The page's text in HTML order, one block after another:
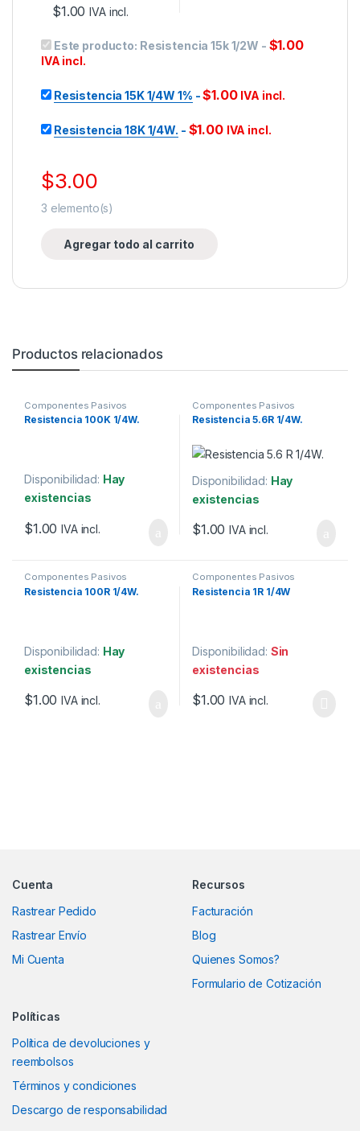
$1.00 IVA incl.
Este producto: Resistencia 15k 1/2W - $1.00
IVA incl.
Resistencia 15K 1/4W 1% -$1.00 IVA incl.
Resistencia 18K 1/4W. - $1.00 IVA incl.
$3.00
3 elemento(s)
Agregar todo al carrito
Productos relacionados
Componentes Pasivos
Resistencia 100K 1/4W.
Disponibilidad: Hay
existencias
$1.00 IVA incl.
Componentes Pasivos
Resistencia 5.6R 1/4W.
Disponibilidad: Hay
existencias
$1.00 IVA incl.
Componentes Pasivos
Resistencia 100R 1/4W.
Disponibilidad: Hay
existencias
$1.00 IVA incl.
Componentes Pasivos
Resistencia 1R 1/4W
Disponibilidad: Sin
existencias
$1.00 IVA incl.
Cuenta
Rastrear Pedido
Rastrear Envío
Mi Cuenta
Recursos
Facturación
Blog
Quienes Somos?
Formulario de Cotización
Políticas
Política de devoluciones y
reembolsos
Términos y condiciones
Descargo de responsabilidad